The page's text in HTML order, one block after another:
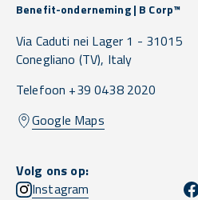
Benefit-onderneming | B Corp™
Via Caduti nei Lager 1 - 31015
Conegliano (TV), Italy
Telefoon +39 0438 2020
Google Maps
Volg ons op:
Instagram